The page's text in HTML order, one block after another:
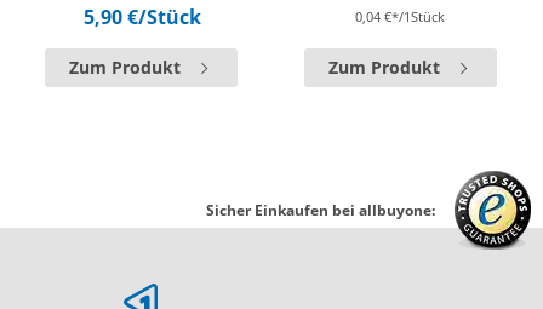
5,90 €/Stück
Zum Produkt
0,04 €*/1Stück
Zum Produkt
Sicher Einkaufen bei allbuyone: